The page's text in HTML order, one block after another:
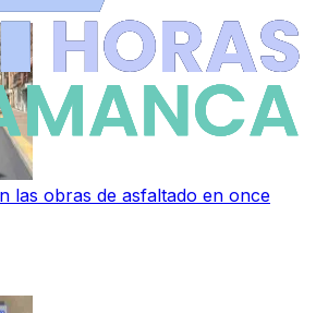
las obras de asfaltado en once